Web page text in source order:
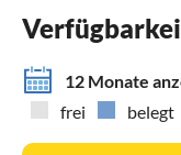
12 Monate
frei
belegt